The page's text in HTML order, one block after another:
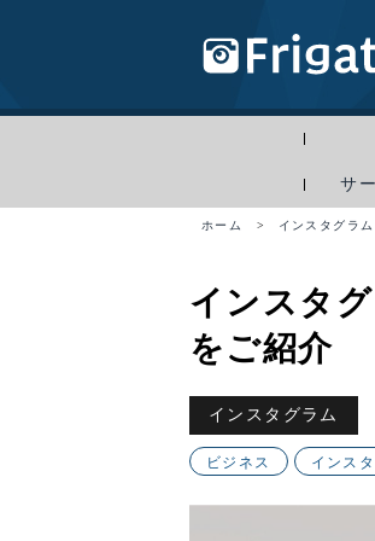
サ
ホーム > インスタグラム
インスタ
をご紹介
インスタグラム
ビジネス インス